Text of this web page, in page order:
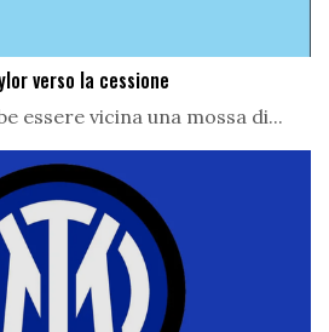
verso la cessione
essere vicina una mossa di...